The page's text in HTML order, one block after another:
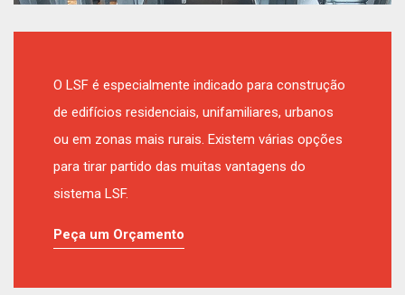
O LSF é especialmente indicado para construção
de edifícios residenciais, unifamiliares, urbanos
ou em zonas mais rurais. Existem várias opções
para tirar partido das muitas vantagens do
sistema LSF.
Peça um Orçamento